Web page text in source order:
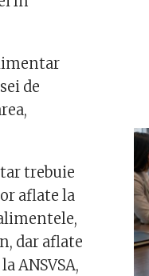
de
trebuie
aflate la
dar aflate
ANSVSA,